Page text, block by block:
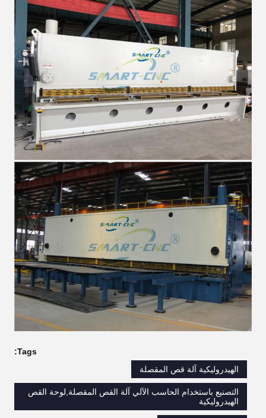
Tags:
الهيدروليكية آلة قص المقصلة
التصنيع باستخدام الحاسب الآلي آلة القص المقصلة,لوحة القص
الهيدروليكية